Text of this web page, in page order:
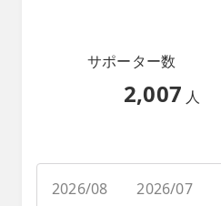
サポーター数
2,007 人
2026/08 2026/07